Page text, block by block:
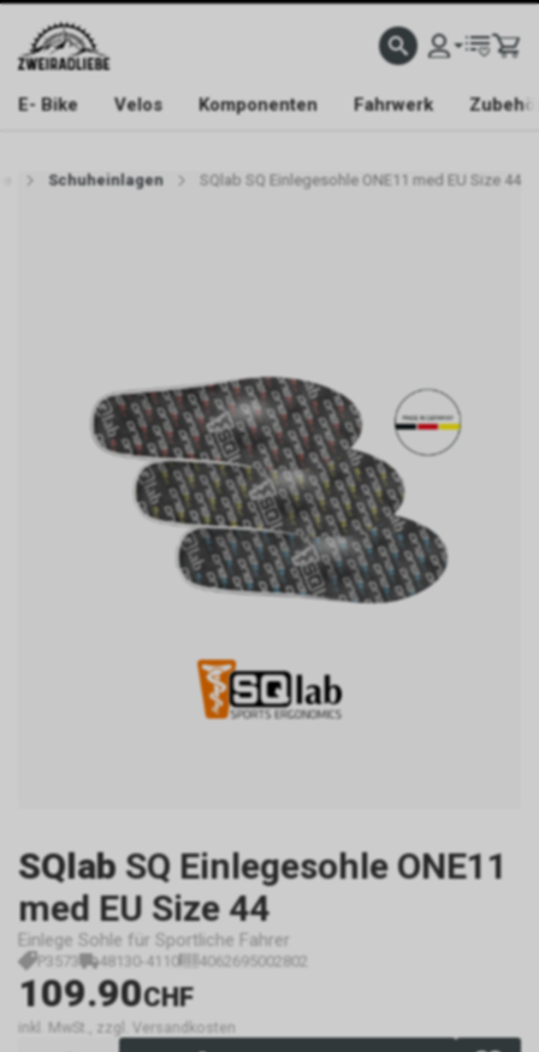
E- Bike Velos Komponenten Fahrwerk
Schuheinlagen SQlab SQ Einlegesohle ONE11 med EU Size 44
SQlab SQ Einlegesohle ONE11
med EU Size 44
Einlege Sohle für Sportliche Fahrer
P3573 48130-4110 4062695002802
109.90CHF
inkl. MwSt., zzgl. Versandkosten